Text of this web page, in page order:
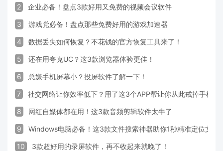
2 企业必备！盘点3款好用又免费的视频会议软件
3 游戏党必备！盘点那些免费好用的游戏加速器
4 数据丢失如何恢复？不花钱的官方恢复工具来了！
5 还在用夸克UC？这3款浏览器体验更佳！
6 总嫌手机屏幕小？投屏软件了解一下！
7 社交网络让你效率低下？用了这3个APP帮让你从此戒掉手机！
8 网红自媒体都在用！这3款音频剪辑软件太牛了
9 Windows电脑必备！这3款文件搜索神器助你1秒精准定位文件
10 3款超好用的录屏软件，再不收起来就晚了！